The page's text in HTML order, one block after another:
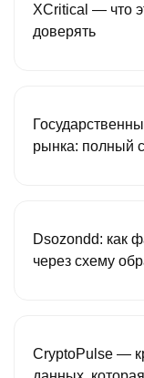
XCritical — что
доверять
рынка: полный
Dsozondd: как
через схему
CryptoPulse —